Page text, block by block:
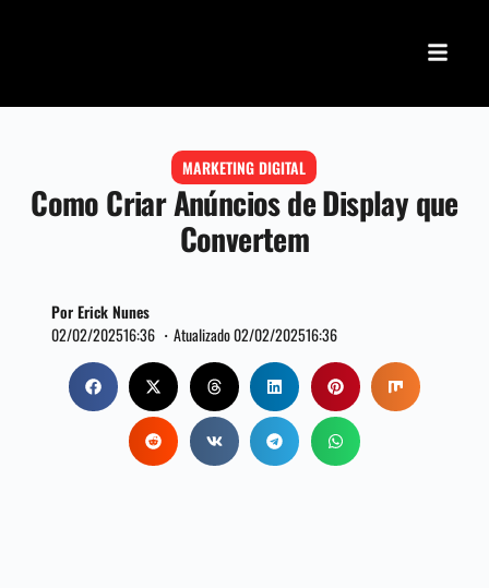
MARKETING DIGITAL
Como Criar Anúncios de Display que
Convertem
Por Erick Nunes
02/02/202516:36 ・ Atualizado 02/02/202516:36